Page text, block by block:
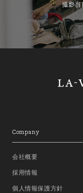
撮影当
Company
会社概要
採用情報
個人情報保護方針